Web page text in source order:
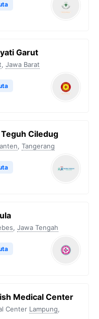
Garut
, Jawa Barat
Ciledug
, Tangerang
, Jawa Tengah
Medical Center
Center Lampung,